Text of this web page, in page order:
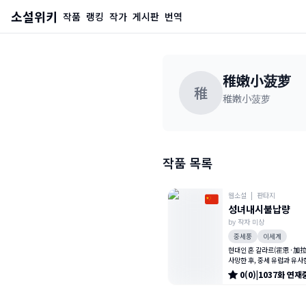
소설위키 작품 랭킹 작가 게시판 번역
稚
稚嫩小菠萝
稚嫩小菠萝
작품 목록
웹소설 | 판타지
성녀내시불납량
by 작자 미상
중세풍
이세계
현대인 혼 갈라르(霍恩·加
사망한 후, 중세 유럽과 유사
농노의 아들로 환생한다. 그
성교황(圣教皇)과 기사왕(骑
0(0)|1037화연재